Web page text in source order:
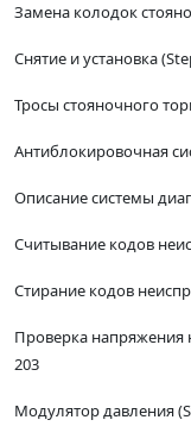
Замена колодок
Снятие и установка
Тросы стояночного
Антиблокировочная
Описание системы
Считывание кодов
Стирание кодов
Проверка напряжения
203
Модулятор давления